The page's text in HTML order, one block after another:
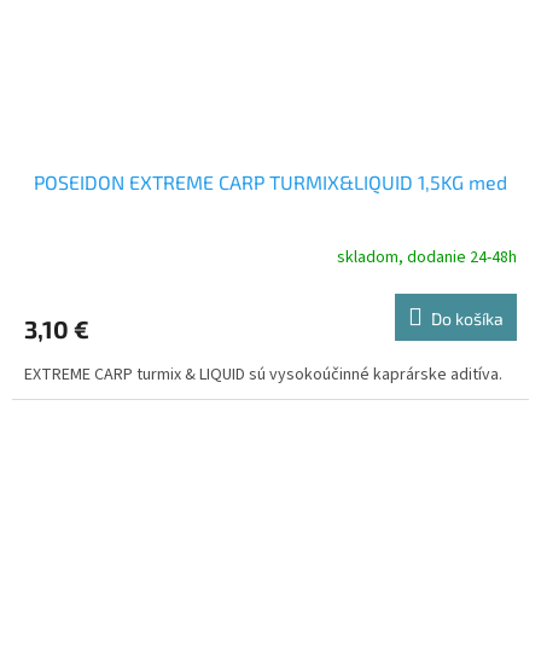
POSEIDON EXTREME CARP TURMIX&LIQUID 1,5KG med
skladom, dodanie 24-48h
3,10 € Do košíka
EXTREME CARP turmix & LIQUID sú vysokoúčinné kaprárske aditíva.